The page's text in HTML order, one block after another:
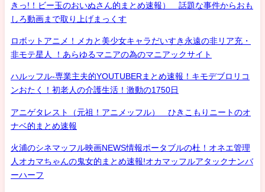
きっ!！ビー玉のおいぬさん的まとめ速報） 話題な事件からおも
しろ動画まで取り上げまっくす
ロボットアニメ！メカと美少女キャラだいすき永遠の非リア充・
非モテ星人 ！あらゆるマニアの為のマニアックサイト
ハルッフル-専業主夫的YOUTUBERまとめ速報！キモデブロリコ
ンおたく！初老人の介護生活！激動の1750日
アニゲタレスト（元祖！アニメッフル） ひきこもりニートのオ
ナベ的まとめ速報
火浦のシネマッフル映画NEWS情報ポータブルの杜！オネエ管理
人オカマちゃんの鬼女的まとめ速報!オカマッフルアタックナンバ
ーハーフ